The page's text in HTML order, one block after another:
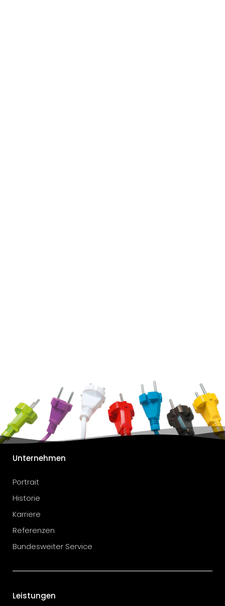
Unternehmen
Portrait
Historie
Karriere
Referenzen
Bundesweiter Service
Leistungen